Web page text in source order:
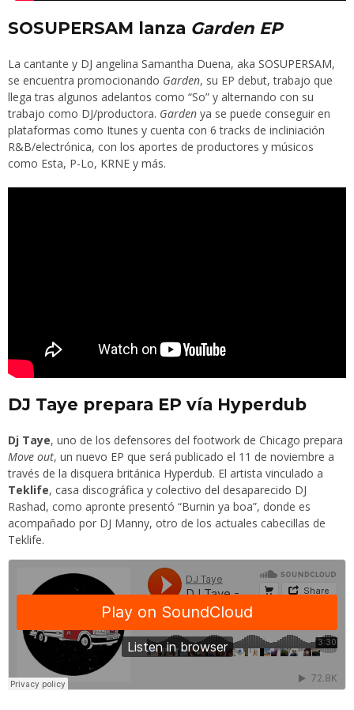
SOSUPERSAM lanza Garden EP
La cantante y DJ angelina Samantha Duena, aka SOSUPERSAM,
se encuentra promocionando Garden, su EP debut, trabajo que
llega tras algunos adelantos como “So” y alternando con su
trabajo como DJ/productora. Garden ya se puede conseguir en
plataformas como Itunes y cuenta con 6 tracks de incliniación
R&B/electrónica, con los aportes de productores y músicos
como Esta, P-Lo, KRNE y más.
DJ Taye prepara EP vía Hyperdub
Dj Taye, uno de los defensores del footwork de Chicago prepara
Move out, un nuevo EP que será publicado el 11 de noviembre a
través de la disquera británica Hyperdub. El artista vinculado a
Teklife, casa discográfica y colectivo del desaparecido DJ
Rashad, como apronte presentó “Burnin ya boa”, donde es
acompañado por DJ Manny, otro de los actuales cabecillas de
Teklife.